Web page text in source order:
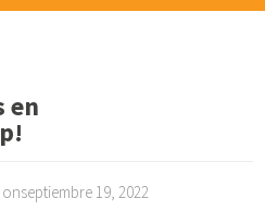
en
19, 2022